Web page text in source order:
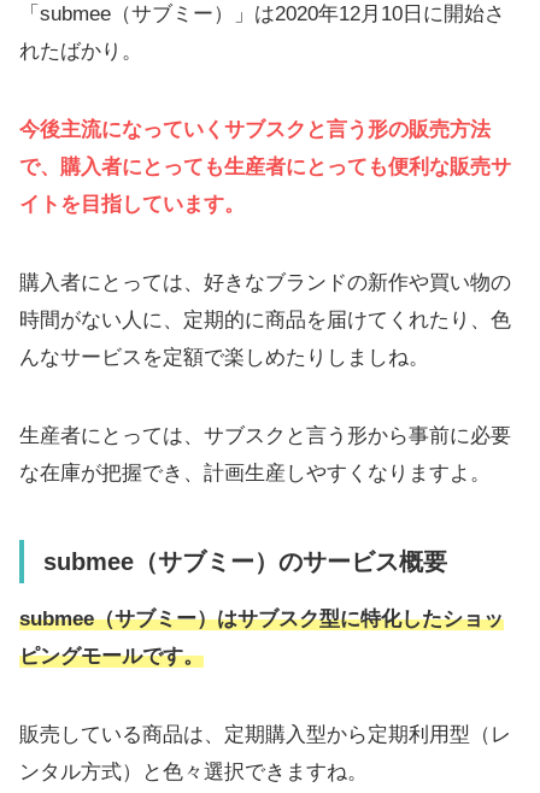
「submee（サブミー）」は2020年12月10日に開始さ
れたばかり。
今後主流になっていくサブスクと言う形の販売方法
で、購入者にとっても生産者にとっても便利な販売サ
イトを目指しています。
購入者にとっては、好きなブランドの新作や買い物の
時間がない人に、定期的に商品を届けてくれたり、色
んなサービスを定額で楽しめたりしましね。
生産者にとっては、サブスクと言う形から事前に必要
な在庫が把握でき、計画生産しやすくなりますよ。
submee（サブミー）のサービス概要
submee（サブミー）はサブスク型に特化したショッ
ピングモールです。
販売している商品は、定期購入型から定期利用型（レ
ンタル方式）と色々選択できますね。